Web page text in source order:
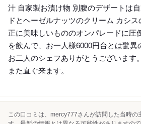
汁 自家製お漬け物 別腹のデザートは
ドとヘーゼルナッツのクリーム カシス
正に美味しいもののオンパレードに圧
を飲んで、お一人様6000円台とは驚異
お二人のシェフありがとうございます。
また直ぐ来ます。
この口コミは、mercy777さんが訪問した当時の